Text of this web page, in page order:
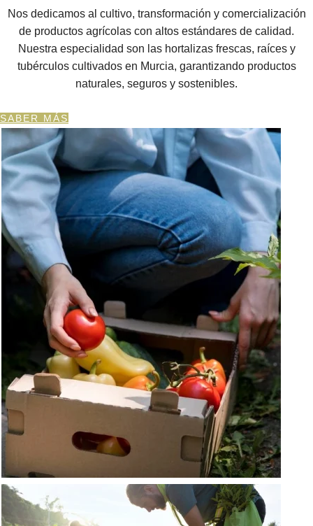
Nos dedicamos al cultivo, transformación y comercialización
de productos agrícolas con altos estándares de calidad.
Nuestra especialidad son las hortalizas frescas, raíces y
tubérculos cultivados en Murcia, garantizando productos
naturales, seguros y sostenibles.
SABER MÁS